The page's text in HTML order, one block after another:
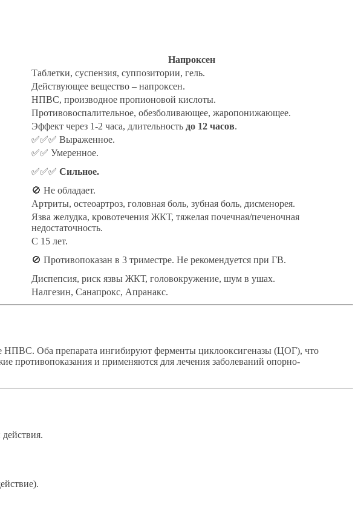
Напроксен
Таблетки, суспензия, суппозитории, гель.
Действующее вещество – напроксен.
НПВС, производное пропионовой кислоты.
Противовоспалительное, обезболивающее, жаропонижающее.
Эффект через 1-2 часа, длительность до 12 часов.
✅✅✅ Выраженное.
✅✅ Умеренное.
✅✅✅ Сильное.
🚫 Не обладает.
Артриты, остеоартроз, головная боль, зубная боль, дисменорея.
Язва желудка, кровотечения ЖКТ, тяжелая почечная/печеночная
недостаточность.
С 15 лет.
🚫 Противопоказан в 3 триместре. Не рекомендуется при ГВ.
Диспепсия, риск язвы ЖКТ, головокружение, шум в ушах.
Налгезин, Санапрокс, Апранакс.
НПВС. Оба препарата ингибируют ферменты циклооксигеназы (ЦОГ), что
и применяются для лечения заболеваний опорно-